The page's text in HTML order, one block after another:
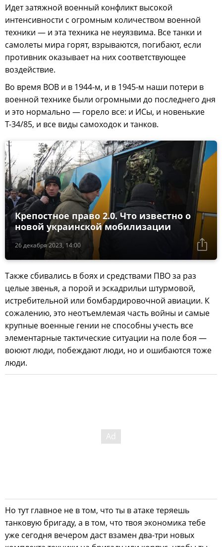
Идет затяжной военный конфликт высокой
интенсивности с огромным количеством военной
техники — и эта техника не неуязвима. Все танки и
самолеты мира горят, взрываются, погибают, если
противник оказывает на них соответствующее
воздействие.
Во время ВОВ и в 1944-м, и в 1945-м наши потери в
военной технике были огромными до последнего дня
и это нормально — горело все: и ИСы, и новенькие
Т-34/85, и все виды самоходок и танков.
26 декабря 2023, 14:00
Крепостное право 2.0. Что известно о
новой украинской мобилизации
Также сбивались в боях и средствами ПВО за раз
целые звенья, а порой и эскадрильи штурмовой,
истребительной или бомбардировочной авиации. К
сожалению, это неотъемлемая часть войны и самые
крупные военные гении не способны учесть все
элементарные тактические ситуации на поле боя —
воюют люди, побеждают люди, но и ошибаются тоже
люди.
Но тут главное не в том, что ты в атаке теряешь
танковую бригаду, а в том, что твоя экономика тебе
уже сегодня вечером даст взамен два-три новых